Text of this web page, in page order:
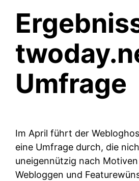
Umfrage
Im April führt der
eine Umfrage durch, die
uneigennützig nach
Webloggen und